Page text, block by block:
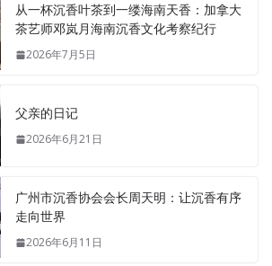
从一杯沉香叶茶到一缕海南天香：加拿大
茶艺师邓岚月海南沉香文化考察纪行
2026年7月5日
父亲的日记
2026年6月21日
广州市沉香协会会长周天明：让沉香有序
走向世界
2026年6月11日